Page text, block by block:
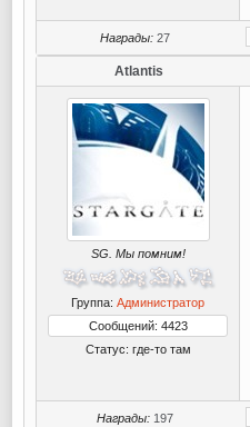
Награды: 27
Atlantis
SG. Мы помним!
Группа: Администратор
Сообщений: 4423
Статус: где-то там
Награды: 197